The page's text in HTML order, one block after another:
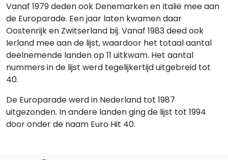
Vanaf 1979 deden ook Denemarken en Italië mee aan
de Europarade. Een jaar laten kwamen daar
Oostenrijk en Zwitserland bij. Vanaf 1983 deed ook
Ierland mee aan de lijst, waardoor het totaal aantal
deelnemende landen op 11 uitkwam. Het aantal
nummers in de lijst werd tegelijkertijd uitgebreid tot
40.
De Europarade werd in Nederland tot 1987
uitgezonden. In andere landen ging de lijst tot 1994
door onder de naam Euro Hit 40.